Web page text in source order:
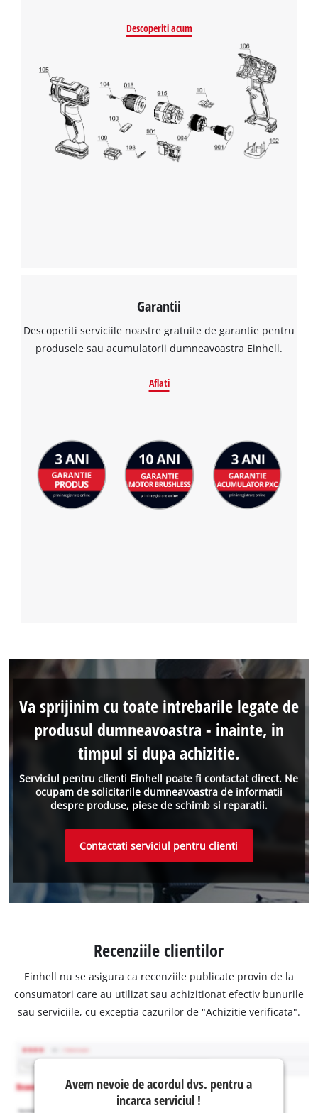
Avem nevoie de acordul dvs. pentru a
incarca serviciul Google Maps!
This content is not permitted to load due
to trackers that are not disclosed to the
Descoperiti acum
Garantii
Descoperiti serviciile noastre gratuite de garantie pentru
produsele sau acumulatorii dumneavoastra Einhell.
Aflati
Serviciul pentru clienti Einhell poate fi contactat direct. Ne
ocupam de solicitarile dumneavoastra de informatii
despre produse, piese de schimb si reparatii.
Va sprijinim cu toate intrebarile legate de
produsul dumneavoastra - inainte, in
timpul si dupa achizitie.
Contactati serviciul pentru clienti
Recenziile clientilor
Einhell nu se asigura ca recenziile publicate provin de la
consumatori care au utilizat sau achizitionat efectiv bunurile
sau serviciile, cu exceptia cazurilor de "Achizitie verificata".
Avem nevoie de acordul dvs. pentru a
incarca serviciul !